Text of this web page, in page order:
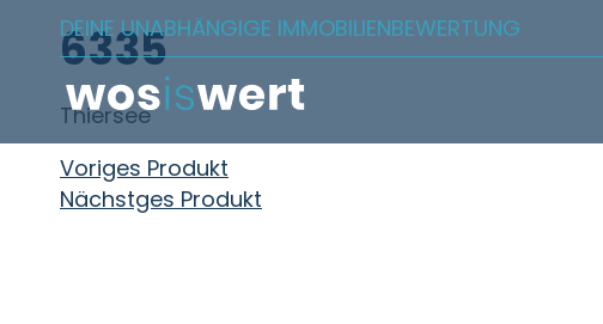
Zum Inhalt springen
DEINE UNABHÄNGIGE IMMOBILIENBEWERTUNG
6335
Thiersee
Beitragsnavigation
Voriges Produkt
Nächstges Produkt